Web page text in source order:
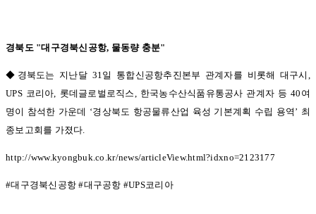
경북도 "대구경북신공항, 물동량 충분"
◆경북도는 지난달 31일 통합신공항추진본부 관계자를 비롯해 대구시 ,
UPS 코리아, 롯데글로벌로직스, 한국농수산식품유통공사 관계자 등40 여
명이 참석한 가운데 ‘경상북도 항공물류산업 육성 기본계획 수립 용역 ’ 최
종보고회를 가졌다.
http://www.kyongbuk.co.kr/news/articleView.html?idxno=2123177
#대구경북신공항#대구공항 #UPS코리아